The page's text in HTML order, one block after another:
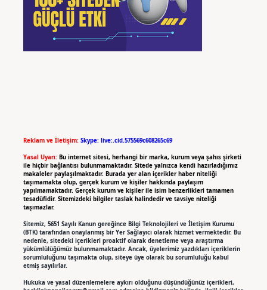
Reklam ve İletişim: Skype: live:.cid.575569c608265c69
Yasal Uyarı: Bu internet sitesi, herhangi bir marka, kurum veya şahıs şirketi
ile hiçbir bağlantısı bulunmamaktadır. Sitede yalnızca kendi hazırladığımız
makaleler paylaşılmaktadır. Burada yer alan içerikler haber niteliği
taşımamakta olup, gerçek kurum ve kişiler hakkında paylaşım
yapılmamaktadır. Gerçek kurum ve kişiler ile isim benzerlikleri tamamen
tesadüfidir. Sitemizdeki bilgiler taslak halindedir ve tavsiye niteliği
taşımazlar.
Sitemiz, 5651 Sayılı Kanun gereğince Bilgi Teknolojileri ve İletişim Kurumu
(BTK) tarafından onaylanmış bir Yer Sağlayıcı olarak hizmet vermektedir. Bu
nedenle, sitedeki içerikleri proaktif olarak denetleme veya araştırma
yükümlülüğümüz bulunmamaktadır. Ancak, üyelerimiz yazdıkları içeriklerin
sorumluluğunu taşımakta olup, siteye üye olarak bu sorumluluğu kabul
etmiş sayılırlar.
Hukuka ve yasal düzenlemelere aykırı olduğunu düşündüğünüz içerikleri,